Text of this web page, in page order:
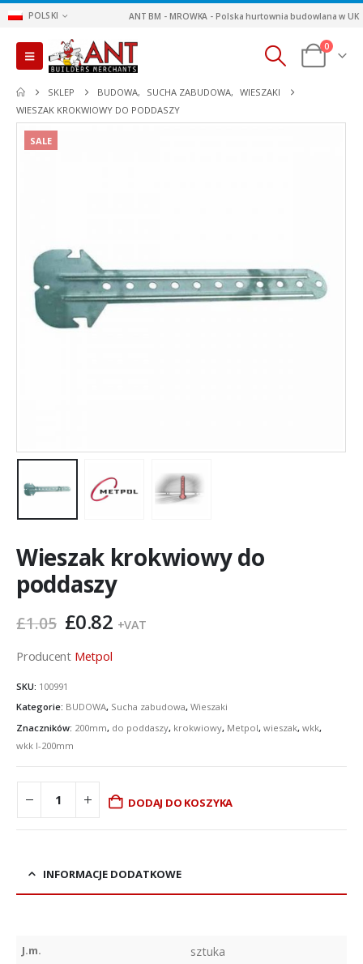
POLSKI ANT BM - MROWKA - Polska hurtownia budowlana w UK
0
SKLEP BUDOWA, SUCHA ZABUDOWA,
WIESZAKI
WIESZAK KROKWIOWY DO PODDASZY
SALE
Wieszak krokwiowy do
poddaszy
£1.05 Pierwotna
wynosiła:
£1.05.
£0.82Aktualna
+VAT
Producent Metpol
SKU: 100991
Kategorie: BUDOWA, Sucha zabudowa, Wieszaki
Znaczników: 200mm, do poddaszy, krokwiowy, Metpol, wieszak, wkk,
wkk l-200mm
DODAJ DO KOSZYKA
INFORMACJE DODATKOWE
J.m. sztuka